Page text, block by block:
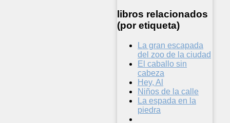
libros relacionados
(por etiqueta)
La gran escapada
del zoo de la ciudad
El caballo sin
cabeza
Hey, Al
Niños de la calle
La espada en la
piedra